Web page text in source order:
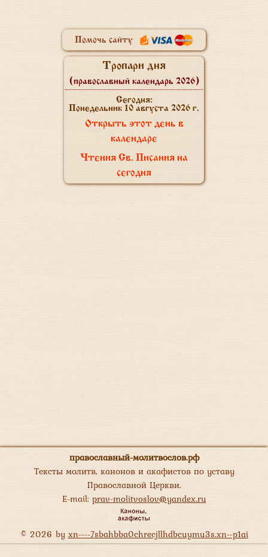
Помочь сайту
Тропари дня
(православный календарь 2026)
Сегодня:
Понедельник 10 августа 2026 г.
Открыть этот день в
календаре
Чтения Св. Писания на
сегодня
православный-молитвослов.рф
Тексты молитв, канонов и акафистов по уставу
Православной Церкви.
E-mail: prav-molitvoslov@yandex.ru
© 2026 by xn----7sbahbba0chrecjllhdbcuymu3s.xn--p1ai